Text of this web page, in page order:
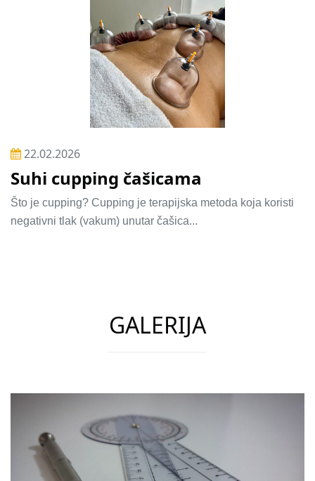
22.02.2026
Suhi cupping čašicama
Što je cupping? Cupping je terapijska metoda koja koristi
negativni tlak (vakum) unutar čašica...
GALERIJA